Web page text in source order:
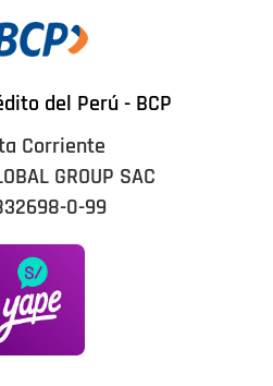
del Perú - BCP
Corriente
GROUP SAC
0-99